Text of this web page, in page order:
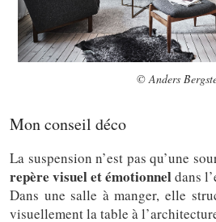
© Anders
Mon conseil déco
La suspension n’est pas qu’une
repère visuel et émotionneldans
Dans une salle à manger, elle
visuellement la table à